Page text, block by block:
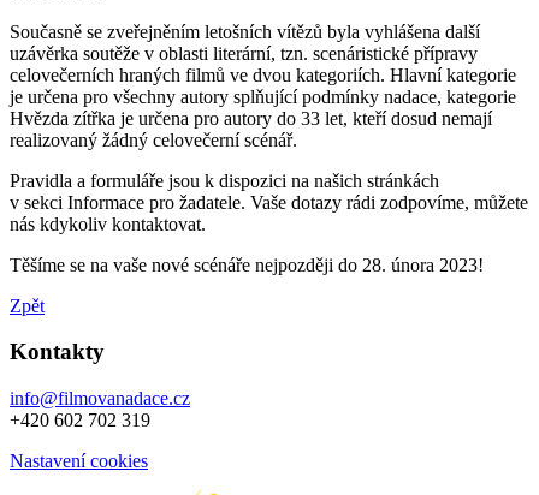
Současně se zveřejněním letošních vítězů byla vyhlášena další
uzávěrka soutěže v oblasti literární, tzn. scenáristické přípravy
celovečerních hraných filmů ve dvou kategoriích. Hlavní kategorie
je určena pro všechny autory splňující podmínky nadace, kategorie
Hvězda zítřka je určena pro autory do 33 let, kteří dosud nemají
realizovaný žádný celovečerní scénář.
Pravidla a formuláře jsou k dispozici na našich stránkách
v sekci Informace pro žadatele. Vaše dotazy rádi zodpovíme, můžete
nás kdykoliv kontaktovat.
Těšíme se na vaše nové scénáře nejpozději do 28. února 2023!
Zpět
Kontakty
info@filmovanadace.cz
+420 602 702 319
Nastavení cookies